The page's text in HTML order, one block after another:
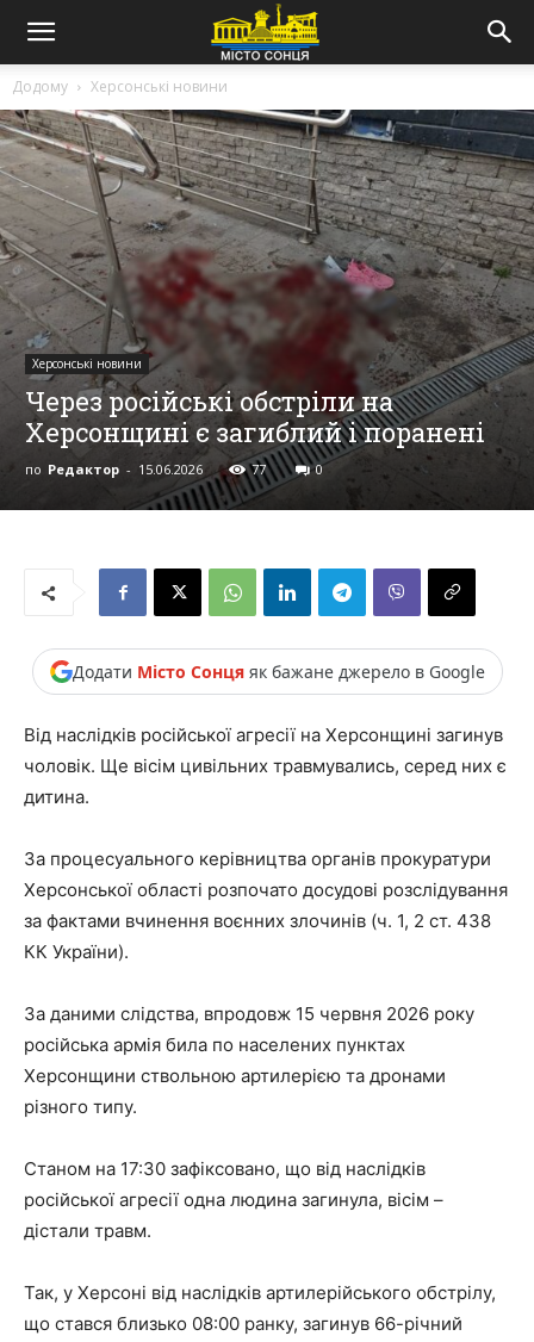
Додому Херсонські новини
Херсонські новини
Через російські обстріли на
Херсонщині є загиблий і поранені
по Редактор - 15.06.2026 77 0
Додати Місто Сонцяяк бажане джерело в Google
Від наслідків російської агресії на Херсонщині загинув
чоловік. Ще вісім цивільних травмувались, серед них є
дитина.
За процесуального керівництва органів прокуратури
Херсонської області розпочато досудові розслідування
за фактами вчинення воєнних злочинів (ч. 1, 2 ст. 438
КК України).
За даними слідства, впродовж 15 червня 2026 року
російська армія била по населених пунктах
Херсонщини ствольною артилерією та дронами
різного типу.
Станом на 17:30 зафіксовано, що від наслідків
російської агресії одна людина загинула, вісім –
дістали травм.
Так, у Херсоні від наслідків артилерійського обстрілу,
що стався близько 08:00 ранку, загинув 66-річний